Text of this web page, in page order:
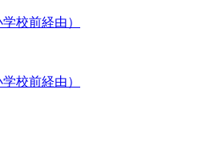
校前経由）
校前経由）